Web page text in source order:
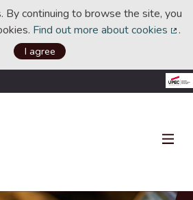
By continuing to browse the site, you
Find out more about cookies .
I agree